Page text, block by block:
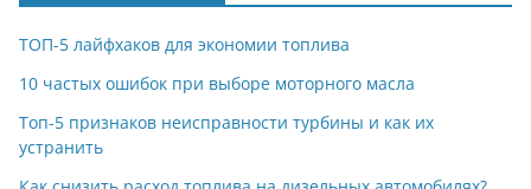
ТОП-5 лайфхаков для экономии топлива
10 частых ошибок при выборе моторного масла
Топ-5 признаков неисправности турбины и как их
устранить